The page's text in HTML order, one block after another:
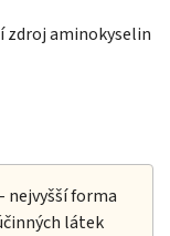
zdroj aminokyselin
nejvyšší forma
látek